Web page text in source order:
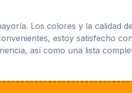
Los colores y la calidad
estoy satisfecho
así como una lista